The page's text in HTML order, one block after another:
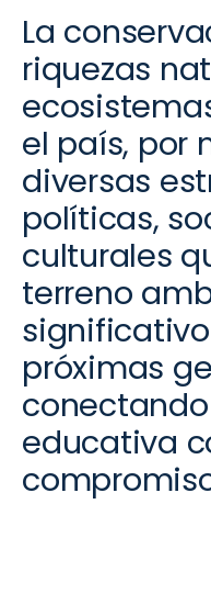
La
riquezas
el país, por
diversas
políticas,
culturales
terreno
próximas
educativa